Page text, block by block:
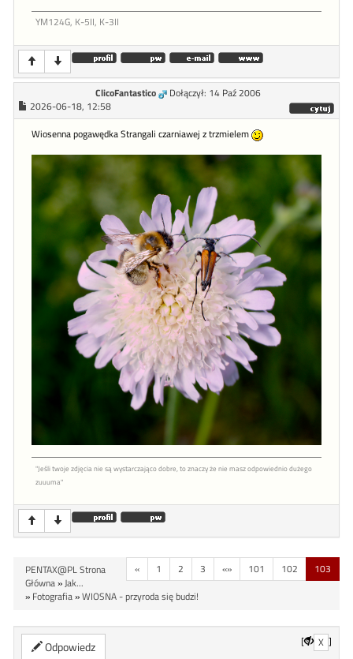
YM124G, K-5II, K-3II
ClicoFantastico
Dołączył: 14 Paź 2006
2026-06-18, 12:58
Wiosenna pogawędka Strangali czarniawej z trzmielem
"Jeśli twoje zdjęcia nie są wystarczająco dobre, to znaczy że nie masz odpowiednio dużego
zuuuma"
« 1 2 3 «» 101 102 103
PENTAX@PL Strona
Główna»Jak...
» Fotografia»WIOSNA - przyroda się budzi!
Odpowiedz [ X ]